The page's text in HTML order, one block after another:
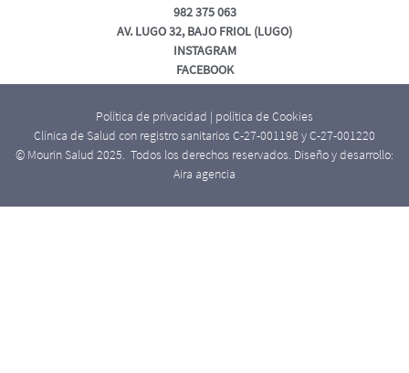
982 375 063
AV. LUGO 32, BAJO FRIOL (LUGO)
INSTAGRAM
FACEBOOK
Política de privacidad | política de Cookies
Clínica de Salud con registro sanitarios C-27-001198 y C-27-001220
© Mourin Salud 2025. Todos los derechos reservados. Diseño y desarrollo:
Aira agencia